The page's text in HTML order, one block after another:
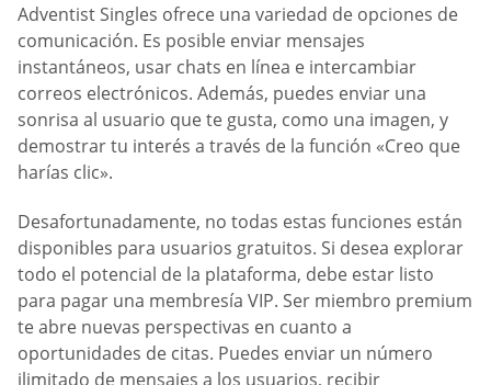
Adventist Singles ofrece una variedad de opciones de
comunicación. Es posible enviar mensajes
instantáneos, usar chats en línea e intercambiar
correos electrónicos. Además, puedes enviar una
sonrisa al usuario que te gusta, como una imagen, y
demostrar tu interés a través de la función «Creo que
harías clic».
Desafortunadamente, no todas estas funciones están
disponibles para usuarios gratuitos. Si desea explorar
todo el potencial de la plataforma, debe estar listo
para pagar una membresía VIP. Ser miembro premium
te abre nuevas perspectivas en cuanto a
oportunidades de citas. Puedes enviar un número
ilimitado de mensajes a los usuarios, recibir